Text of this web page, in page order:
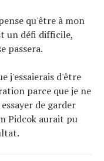
qu'être à mon
un défi difficile,
passera.
j'essaierais d'être
parce que je ne
de garder
Pidcok aurait pu